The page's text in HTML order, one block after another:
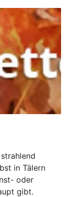
in Tälern
oder
gibt.